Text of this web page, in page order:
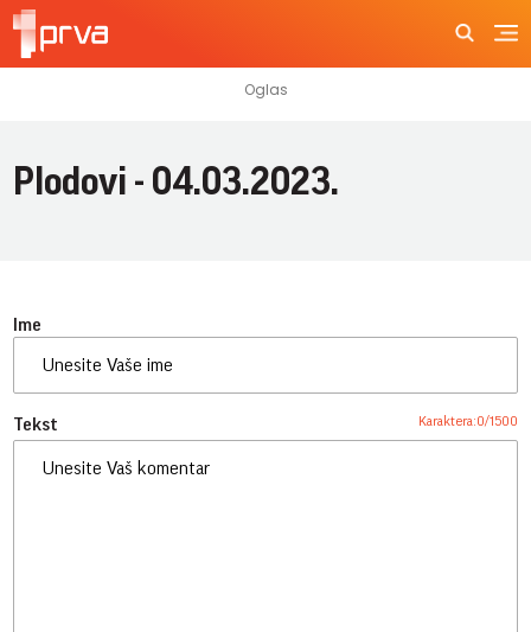
Plodovi - 04.03.2023.
Ime
Tekst Karaktera:0/1500